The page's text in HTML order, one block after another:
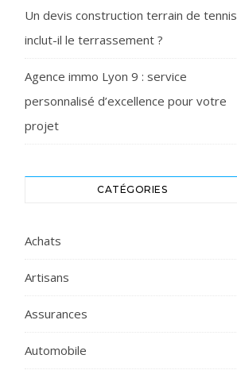
Un devis construction terrain de tennis
inclut-il le terrassement ?
Agence immo Lyon 9 : service
personnalisé d’excellence pour votre
projet
CATÉGORIES
Achats
Artisans
Assurances
Automobile